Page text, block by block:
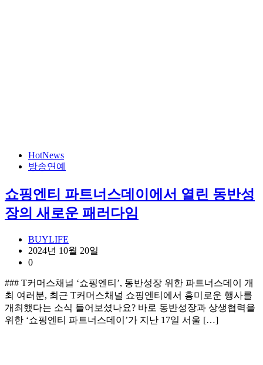
HotNews
방송연예
쇼핑엔티 파트너스데이에서 열린 동반성
장의 새로운 패러다임
BUYLIFE
2024년 10월 20일
0
### T커머스채널 ‘쇼핑엔티’, 동반성장 위한 파트너스데이 개
최 여러분, 최근 T커머스채널 쇼핑엔티에서 흥미로운 행사를
개최했다는 소식 들어보셨나요? 바로 동반성장과 상생협력을
위한 ‘쇼핑엔티 파트너스데이’가 지난 17일 서울 […]